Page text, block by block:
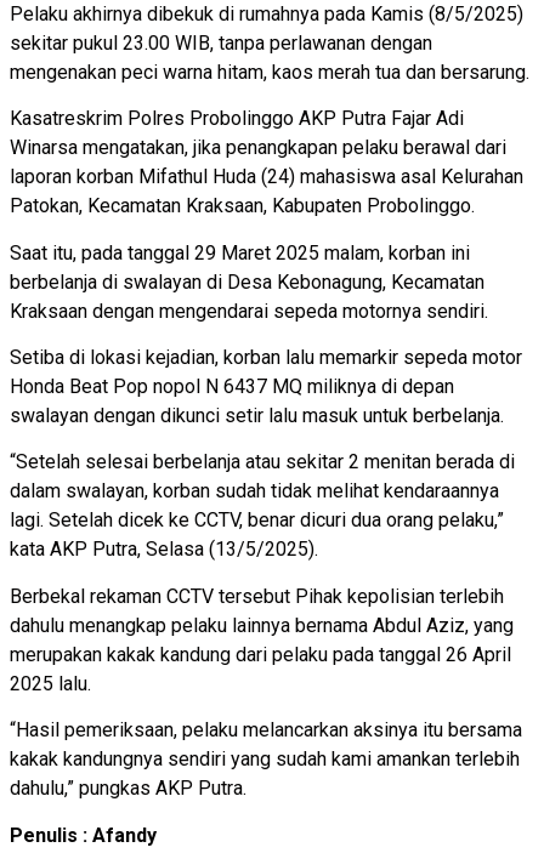
Pelaku akhirnya dibekuk di rumahnya pada Kamis (8/5/2025)
sekitar pukul 23.00 WIB, tanpa perlawanan dengan
mengenakan peci warna hitam, kaos merah tua dan bersarung.
Kasatreskrim Polres Probolinggo AKP Putra Fajar Adi
Winarsa mengatakan, jika penangkapan pelaku berawal dari
laporan korban Mifathul Huda (24) mahasiswa asal Kelurahan
Patokan, Kecamatan Kraksaan, Kabupaten Probolinggo.
Saat itu, pada tanggal 29 Maret 2025 malam, korban ini
berbelanja di swalayan di Desa Kebonagung, Kecamatan
Kraksaan dengan mengendarai sepeda motornya sendiri.
Setiba di lokasi kejadian, korban lalu memarkir sepeda motor
Honda Beat Pop nopol N 6437 MQ miliknya di depan
swalayan dengan dikunci setir lalu masuk untuk berbelanja.
“Setelah selesai berbelanja atau sekitar 2 menitan berada di
dalam swalayan, korban sudah tidak melihat kendaraannya
lagi. Setelah dicek ke CCTV, benar dicuri dua orang pelaku,”
kata AKP Putra, Selasa (13/5/2025).
Berbekal rekaman CCTV tersebut Pihak kepolisian terlebih
dahulu menangkap pelaku lainnya bernama Abdul Aziz, yang
merupakan kakak kandung dari pelaku pada tanggal 26 April
2025 lalu.
“Hasil pemeriksaan, pelaku melancarkan aksinya itu bersama
kakak kandungnya sendiri yang sudah kami amankan terlebih
dahulu,” pungkas AKP Putra.
Penulis : Afandy